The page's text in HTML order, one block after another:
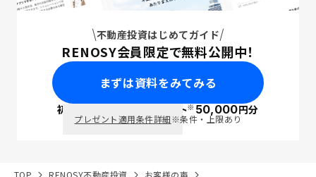
不動産投資はじめてガイド
RENOSY会員限定で無料公開中！
まずは資料をみてみる
初回面談で ポイント※50,000円分
プレゼント適用条件詳細※条件・上限あり
TOP RENOSY不動産投資
お客様の声